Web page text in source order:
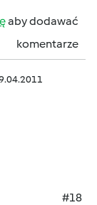
aby dodawać
komentarze
#18